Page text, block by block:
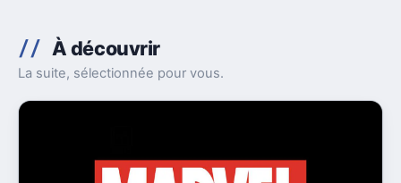
À découvrir
La suite, sélectionnée pour vous.